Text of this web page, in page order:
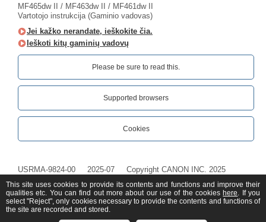
MF465dw II / MF463dw II / MF461dw II
Vartotojo instrukcija (Gaminio vadovas)
Jei kažko nerandate, ieškokite čia.
Ieškoti kitų gaminių vadovų
Please be sure to read this.‎
Supported browsers
Cookies
USRMA-9824-00 2025-07 Copyright CANON INC. 2025
This site uses cookies to provide its contents and functions and improve their
qualities etc. You can find out more about our use of the cookies here. If you
select "Reject", only cookies necessary to provide the contents and functions of
the site are recorded and stored.